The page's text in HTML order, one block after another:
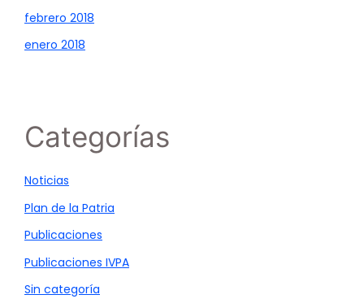
febrero 2018
enero 2018
Categorías
Noticias
Plan de la Patria
Publicaciones
Publicaciones IVPA
Sin categoría